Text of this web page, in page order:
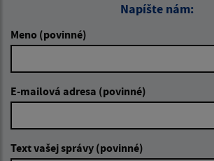
Napíšte nám:
Meno (povinné)
E-mailová adresa (povinné)
Text vašej správy (povinné)